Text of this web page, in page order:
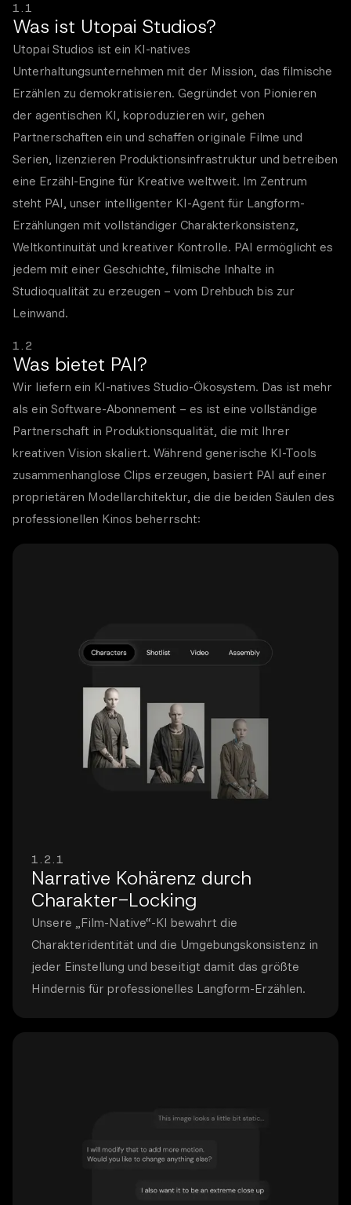
1.1
Was ist Utopai Studios?
Utopai Studios ist ein KI-natives
Unterhaltungsunternehmen mit der Mission, das filmische
Erzählen zu demokratisieren. Gegründet von Pionieren
der agentischen KI, koproduzieren wir, gehen
Partnerschaften ein und schaffen originale Filme und
Serien, lizenzieren Produktionsinfrastruktur und betreiben
eine Erzähl-Engine für Kreative weltweit. Im Zentrum
steht PAI, unser intelligenter KI-Agent für Langform-
Erzählungen mit vollständiger Charakterkonsistenz,
Weltkontinuität und kreativer Kontrolle. PAI ermöglicht es
jedem mit einer Geschichte, filmische Inhalte in
Studioqualität zu erzeugen – vom Drehbuch bis zur
Leinwand.
1.2
Was bietet PAI?
Wir liefern ein KI-natives Studio-Ökosystem. Das ist mehr
als ein Software-Abonnement – es ist eine vollständige
Partnerschaft in Produktionsqualität, die mit Ihrer
kreativen Vision skaliert. Während generische KI-Tools
zusammenhanglose Clips erzeugen, basiert PAI auf einer
proprietären Modellarchitektur, die die beiden Säulen des
professionellen Kinos beherrscht:
1.2.1
Narrative Kohärenz durch
Charakter-Locking
Unsere „Film-Native“-KI bewahrt die
Charakteridentität und die Umgebungskonsistenz in
jeder Einstellung und beseitigt damit das größte
Hindernis für professionelles Langform-Erzählen.